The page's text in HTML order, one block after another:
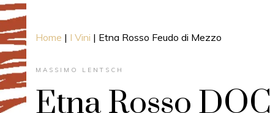
Home | I Vini | Etna Rosso Feudo di Mezzo
MASSIMO LENTSCH
Etna Rosso DOC